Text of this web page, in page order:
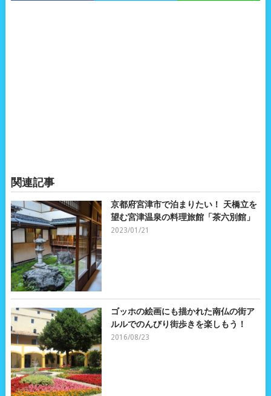
関連記事
京都府宮津市で泊まりたい！ 天橋立を
望む宮津温泉の料理旅館「茶六別館」
2023/01/21
ゴッホの絵画にも描かれた南仏の街ア
ルルでのんびり街歩きを楽しもう！
2016/08/23